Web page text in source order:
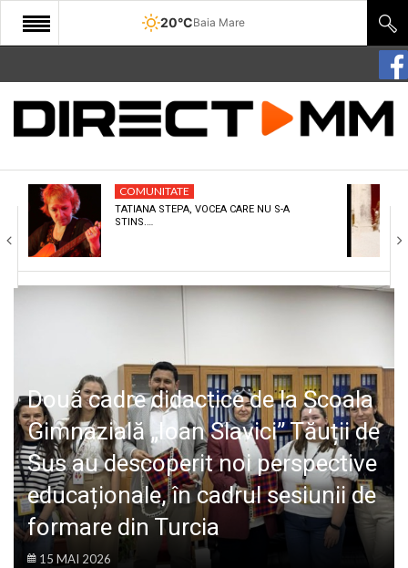
20°CBaia Mare
START
COMUNITATE
CULTURA
ECONOMIE
SANATATE
POLITIC
LIFE
COMUNITATE
TATIANA STEPA, VOCEA CARE NU S-A
STINS.…
Două cadre didactice de la Școala
Gimnazială „Ioan Slavici” Tăuții de
Sus au descoperit noi perspective
educaționale, în cadrul sesiunii de
formare din Turcia
15 MAI 2026